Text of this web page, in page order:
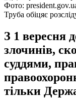
Фото:
Труба обіцяє
З 1 вересня
злочинів,
суддями,
тільки